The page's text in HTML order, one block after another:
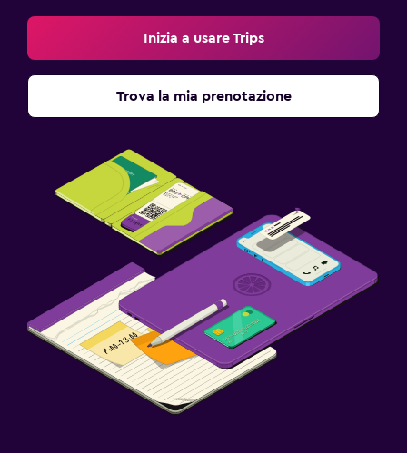
Inizia a usare Trips
Trova la mia prenotazione